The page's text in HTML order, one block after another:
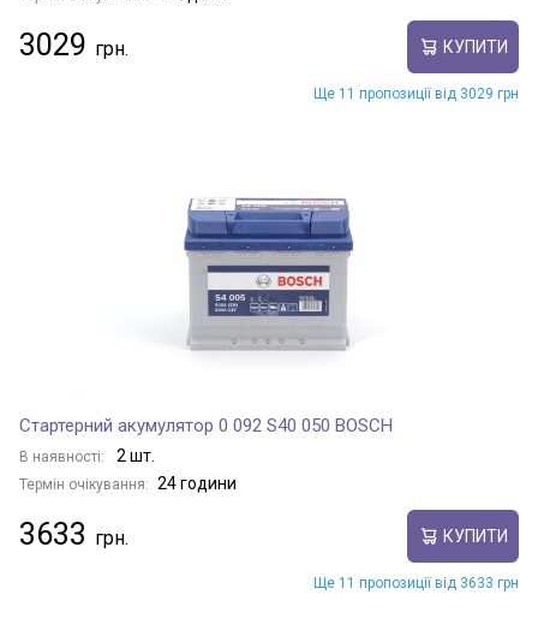
3029 КУПИТИ
Ще 11 пропозиції від 3029 грн
Стартерний акумулятор 0 092 S40 050 BOSCH
В наявності: 2 шт.
Термін очікування: 24 години
3633 КУПИТИ
Ще 11 пропозиції від 3633 грн